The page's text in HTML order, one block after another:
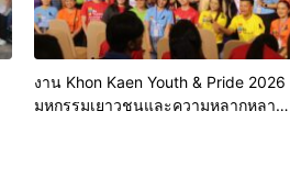
งาน Khon Kaen Youth & Pride 2026
มหกรรมเยาวชนและความหลากหลาย